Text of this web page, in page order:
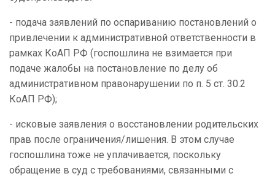
- подача заявлений по оспариванию постановлений о
привлечении к административной ответственности в
рамках КоАП РФ (госпошлина не взимается при
подаче жалобы на постановление по делу об
административном правонарушении по п. 5 ст. 30.2
КоАП РФ);
- исковые заявления о восстановлении родительских
прав после ограничения/лишения. В этом случае
госпошлина тоже не уплачивается, поскольку
обращение в суд с требованиями, связанными с